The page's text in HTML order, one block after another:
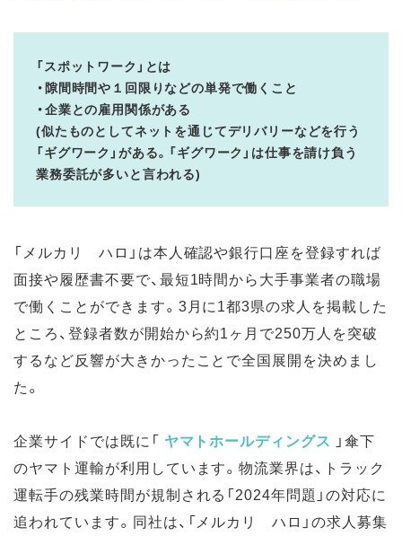
「スポットワーク」とは
・隙間時間や１回限りなどの単発で働くこと
・企業との雇用関係がある
(似たものとしてネットを通じてデリバリーなどを行う
「ギグワーク」がある。「ギグワーク」は仕事を請け負う
業務委託が多いと言われる)
「メルカリ ハロ」は本人確認や銀行口座を登録すれば
面接や履歴書不要で、最短1時間から大手事業者の職場
で働くことができます。3月に1都3県の求人を掲載した
ところ、登録者数が開始から約1ヶ月で250万人を突破
するなど反響が大きかったことで全国展開を決めまし
た。
企業サイドでは既に「 ヤマトホールディングス 」傘下
のヤマト運輸が利用しています。物流業界は、トラック
運転手の残業時間が規制される「2024年問題」の対応に
追われています。同社は、「メルカリ ハロ」の求人募集